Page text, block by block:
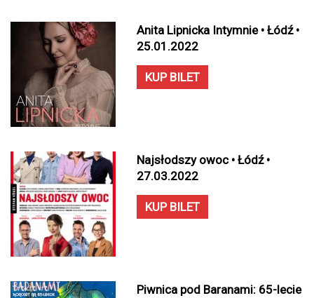
Anita Lipnicka Intymnie • Łódź •
25.01.2022
KUP BILET
Najsłodszy owoc • Łódź •
27.03.2022
KUP BILET
Piwnica pod Baranami: 65-lecie